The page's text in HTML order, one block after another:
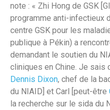
note : « Zhi Hong de GSK
programme anti-infectieux
centre GSK pour les
publique à Pékin) a
demandant le soutien du
cliniques en Chine. Je sais
Dennis Dixon, chef de la
du NIAID] et Carl [peut-être
la recherche sur le sida du